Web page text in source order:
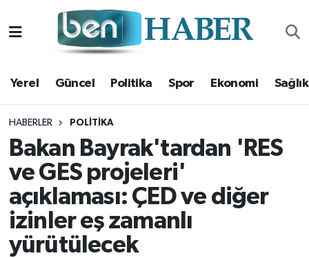
Yerel Güncel Politika Spor Ekonomi Sağlık
HABERLER POLITIKA
Bakan Bayrak'tardan 'RES
ve GES projeleri'
açıklaması: ÇED ve diğer
izinler eş zamanlı
yürütülecek
Yerel
Güncel
Politika
Spor
Ekonomi
Sağlık
Hava Durumu
Trafik Durumu
Süper Lig Puan Durumu ve Fikstür
Tüm Manşetler
Son Dakika Haberleri
Haber Arşivi